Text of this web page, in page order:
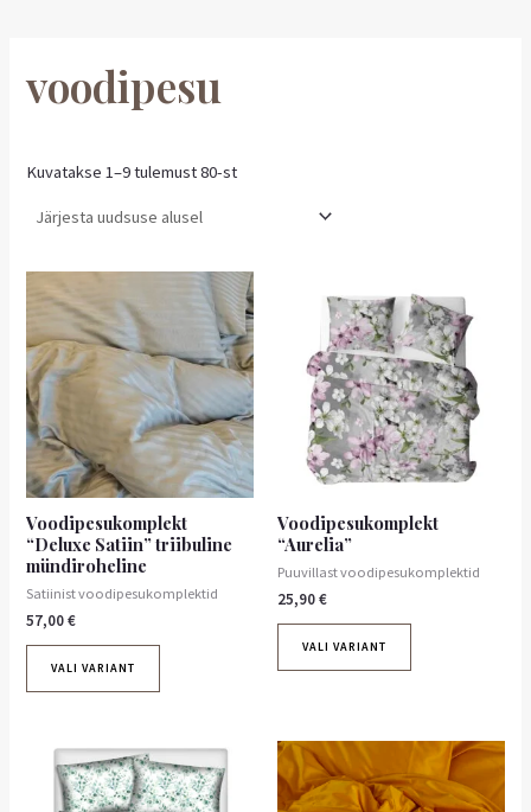
voodipesu
Kuvatakse 1–9 tulemust 80-st
Voodipesukomplekt
“Deluxe Satiin” triibuline
mündiroheline
Satiinist voodipesukomplektid
57,00€
VALI VARIANT
Voodipesukomplekt
“Aurelia”
Puuvillast voodipesukomplektid
25,90€
VALI VARIANT